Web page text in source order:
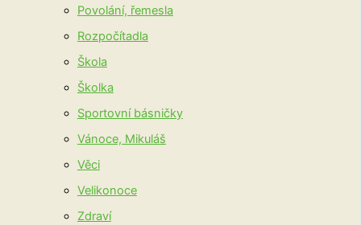
Povolání, řemesla
Rozpočítadla
Škola
Školka
Sportovní básničky
Vánoce, Mikuláš
Věci
Velikonoce
Zdraví